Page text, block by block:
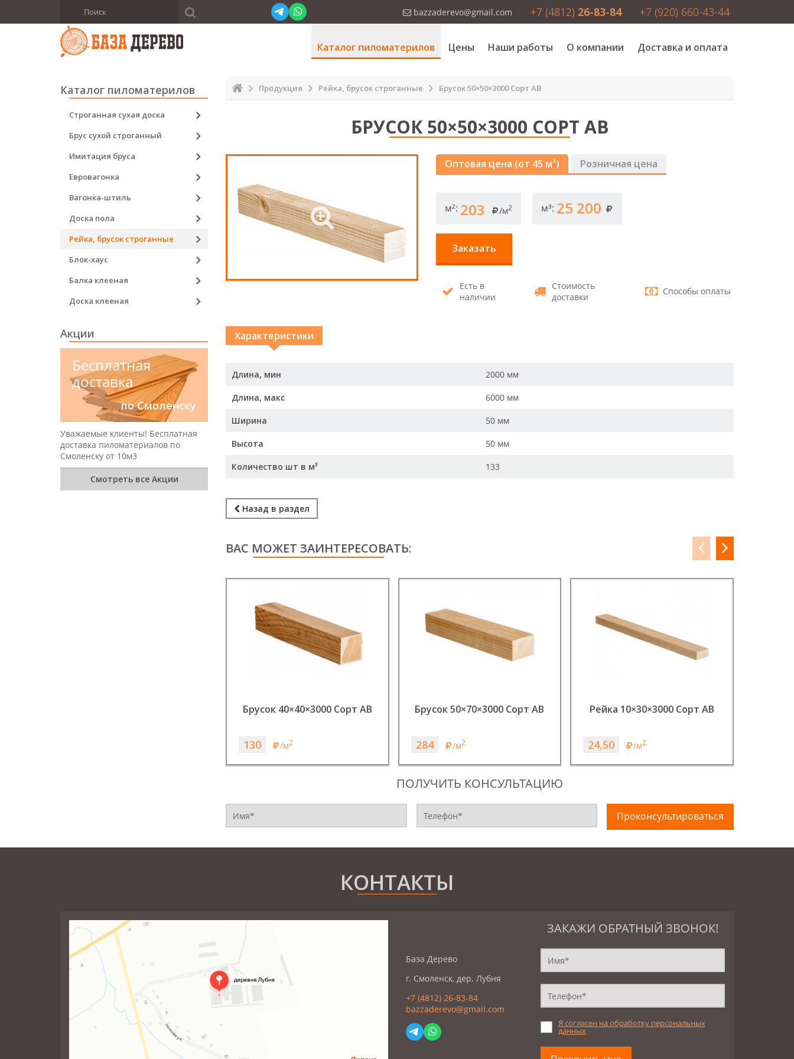
bazzaderevo@gmail.com +7 (4812) 26-83-84 +7 (920) 660-43-44
Каталог пиломатерилов Цены Наши работы О компании Доставка и оплата
Продукция Рейка, брусок строганные Брусок 50×50×3000 Сорт АВ
БРУСОК 50×50×3000 СОРТ АВ
Оптовая цена (от 45 м³) Розничная цена
м²: 203 /м2 м³: 25 200
Заказать
Есть в
наличии
Стоимость
доставки
Способы оплаты
Характеристики
Длина, мин 2000 мм
Длина, макс 6000 мм
Ширина 50 мм
Высота 50 мм
Количество шт в м³ 133
Назад в раздел
ВАС МОЖЕТ ЗАИНТЕРЕСОВАТЬ:
Брусок 40×40×3000 Сорт АВ
130 /м2
Брусок 50×70×3000 Сорт АВ
284 /м2
Рейка 10×30×3000 Сорт АВ
24,50 /м2
ПОЛУЧИТЬ КОНСУЛЬТАЦИЮ
Проконсультироваться
Каталог пиломатерилов
Строганная сухая доска
Брус сухой строганный
Имитация бруса
Евровагонка
Вагонка-штиль
Доска пола
Рейка, брусок строганные
Блок-хаус
Балка клееная
Доска клееная
Акции
Бесплатная
доставка
по Смоленску
Уважаемые клиенты! Бесплатная
доставка пиломатериалов по
Смоленску от 10м3
Смотреть все Акции
КОНТАКТЫ
База Дерево
г. Смоленск, дер. Лубня
+7 (4812) 26-83-84
bazzaderevo@gmail.com
ЗАКАЖИ ОБРАТНЫЙ ЗВОНОК!
Я согласен на обработку персональных
данных